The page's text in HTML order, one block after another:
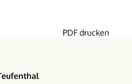
PDF drucken